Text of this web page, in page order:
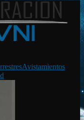
Avistamientos